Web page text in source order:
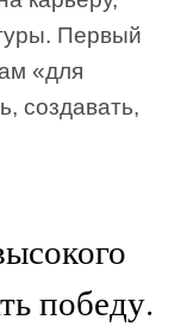
Первый
«для
создавать,
победу.